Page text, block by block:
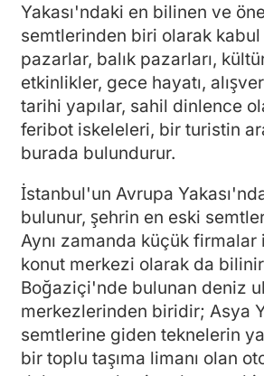
Yakası'ndaki en bilinen ve
semtlerinden biri olarak kabul
pazarlar, balık pazarları,
etkinlikler, gece hayatı,
tarihi yapılar, sahil dinlence
feribot iskeleleri, bir turistin
burada bulundurur.
İstanbul'un Avrupa
bulunur, şehrin en eski
Aynı zamanda küçük
konut merkezi olarak da
Boğaziçi'nde bulunan deniz
merkezlerinden biridir; Asya
semtlerine giden teknelerin
bir toplu taşıma limanı olan